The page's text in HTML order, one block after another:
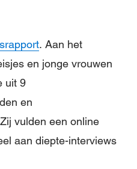
. Aan het
en jonge vrouwen
uit 9
en
vulden een online
aan diepte-interviews